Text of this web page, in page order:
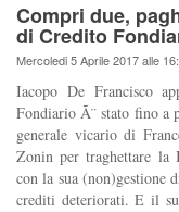
Compri due,
di Credito
Mercoledi 5 Aprile 2017 alle
Iacopo De Francisco
Fondiario Ã¨ stato fino a
generale vicario di
Zonin per traghettare la
con la sua (non)gestione
crediti deteriorati. E il